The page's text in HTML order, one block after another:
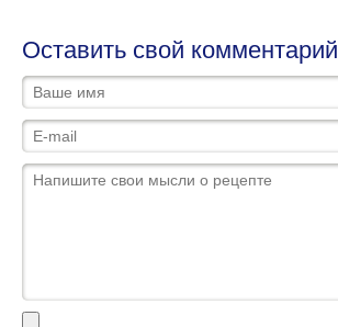
Оставить свой комментарий